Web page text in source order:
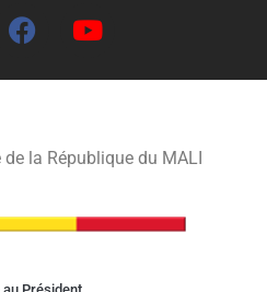
la République du MALI